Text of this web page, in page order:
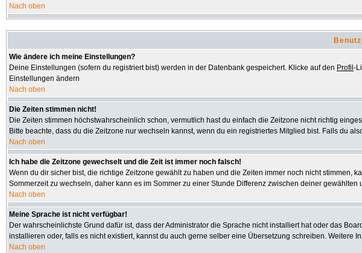
Nach oben
Wie ändere ich meine Einstellungen?
Deine Einstellungen (sofern du registriert bist) werden in der Datenbank gespeichert. Klicke auf den Profil -
Einstellungen ändern
Nach oben
Die Zeiten stimmen nicht!
Die Zeiten stimmen höchstwahrscheinlich schon, vermutlich hast du einfach die Zeitzone nicht richtig
Bitte beachte, dass du die Zeitzone nur wechseln kannst, wenn du ein registriertes Mitglied bist. Falls du
Nach oben
Ich habe die Zeitzone gewechselt und die Zeit ist immer noch falsch!
Wenn du dir sicher bist, die richtige Zeitzone gewählt zu haben und die Zeiten immer noch nicht stimmen,
Sommerzeit zu wechseln, daher kann es im Sommer zu einer Stunde Differenz zwischen deiner gewählten
Nach oben
Meine Sprache ist nicht verfügbar!
Der wahrscheinlichste Grund dafür ist, dass der Administrator die Sprache nicht installiert hat oder das
installieren oder, falls es nicht existiert, kannst du auch gerne selber eine Übersetzung schreiben. Weitere
Nach oben